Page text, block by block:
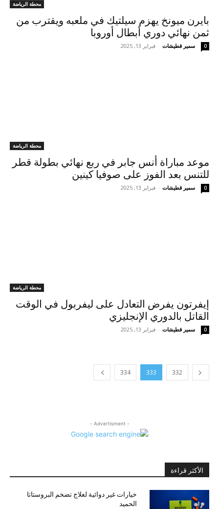
محطة الرياضة
بايرن ميونخ يهزم سيلتيك في ملعبه ويقترب من
ثمن نهائي دوري أبطال أوروبا
سمير قطيشات - فبراير 13, 2025 0
محطة الرياضة
موعد مباراة أنس جابر في ربع نهائي بطولة قطر
للتنس بعد الفوز على صوفيا كينين
سمير قطيشات - فبراير 13, 2025 0
محطة الرياضة
إيفرتون يفرض التعادل على ليفربول في الوقت
القاتل بالدوري الإنجليزي
سمير قطيشات - فبراير 13, 2025 0
332
333
334
- Advertisment -
الأكثر قراءة
خيارات غير دوائية لعلاج تضخم البروستاتا
الحميد